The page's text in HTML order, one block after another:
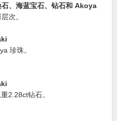
、海蓝宝石、钻石和 Akoya
次。
珍珠。
2.28ct钻石。